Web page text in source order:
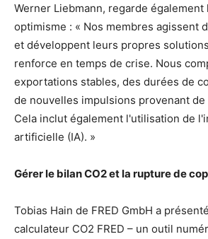
Werner Liebmann, regarde également
optimisme : « Nos membres agissent
et développent leurs propres
renforce en temps de crise. Nous
exportations stables, des durées de
de nouvelles impulsions provenant de
Cela inclut également l'utilisation de
artificielle (IA). »
Gérer le bilan CO2 et la rupture de
Tobias Hain de FRED GmbH a
calculateur CO2 FRED – un outil